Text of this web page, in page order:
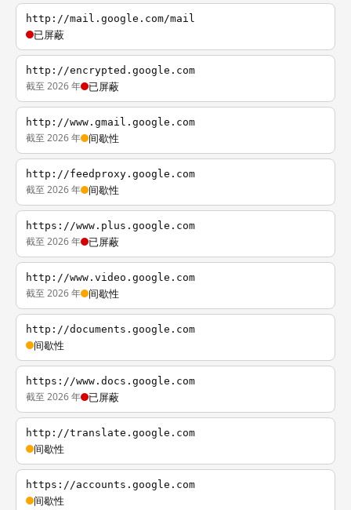
http://mail.google.com/mail
已屏蔽
http://encrypted.google.com
截至 2026 年 已屏蔽
http://www.gmail.google.com
截至 2026 年 间歇性
http://feedproxy.google.com
截至 2026 年 间歇性
https://www.plus.google.com
截至 2026 年 已屏蔽
http://www.video.google.com
截至 2026 年 间歇性
http://documents.google.com
间歇性
https://www.docs.google.com
截至 2026 年 已屏蔽
http://translate.google.com
间歇性
https://accounts.google.com
间歇性